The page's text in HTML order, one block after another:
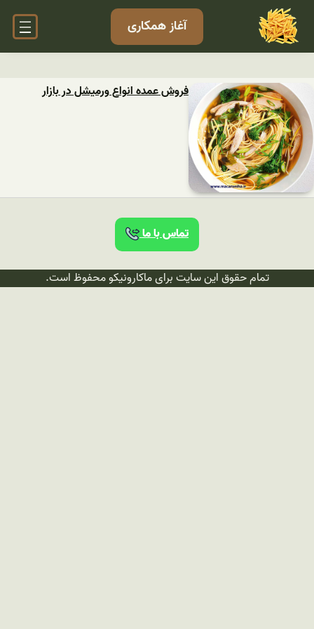
آغاز همکاری
فروش عمده انواع ورمیشل در بازار
تماس با ما
تمام حقوق این سایت برای ماکارونیکو محفوظ است.